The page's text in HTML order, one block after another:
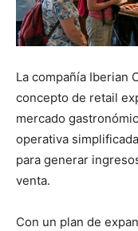
La compañía Iberian
concepto de retail
mercado
operativa
para generar
venta.
Con un plan de